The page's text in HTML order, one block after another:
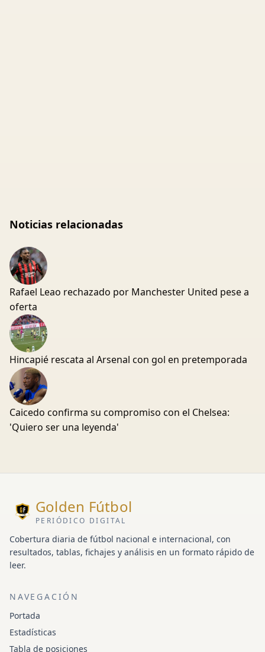
Noticias relacionadas
Rafael Leao rechazado por Manchester United pese a
oferta
Hincapié rescata al Arsenal con gol en pretemporada
Caicedo confirma su compromiso con el Chelsea:
'Quiero ser una leyenda'
Golden Fútbol
PERIÓDICO DIGITAL
Cobertura diaria de fútbol nacional e internacional, con
resultados, tablas, fichajes y análisis en un formato rápido de
leer.
NAVEGACIÓN
Portada
Estadísticas
Tabla de posiciones